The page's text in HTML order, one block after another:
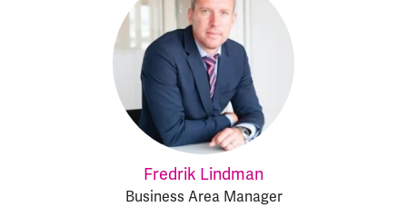
Fredrik Lindman
Business Area Manager